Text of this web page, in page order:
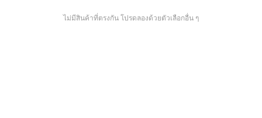
ไม่มีสินค้าที่ตรงกัน โปรดลองด้วยตัวเลือกอื่น ๆ